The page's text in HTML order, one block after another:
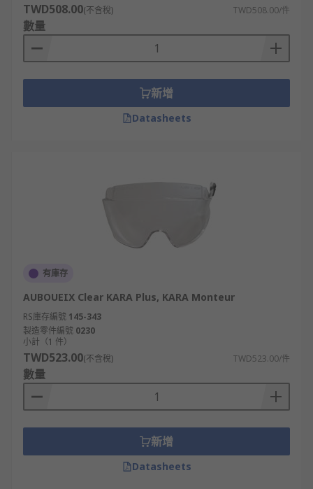
TWD508.00(不含稅) TWD508.00/件
數量
新增
Datasheets
有庫存
AUBOUEIX Clear KARA Plus, KARA Monteur
RS庫存編號 145-343
製造零件編號 0230
小計（1 件）
TWD523.00(不含稅) TWD523.00/件
數量
新增
Datasheets